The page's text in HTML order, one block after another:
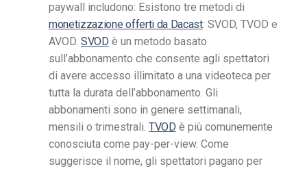
paywall includono: Esistono tre metodi di
monetizzazione offerti da Dacast: SVOD, TVOD e
AVOD. SVOD è un metodo basato
sull’abbonamento che consente agli spettatori
di avere accesso illimitato a una videoteca per
tutta la durata dell’abbonamento. Gli
abbonamenti sono in genere settimanali,
mensili o trimestrali. TVOD è più comunemente
conosciuta come pay-per-view. Come
suggerisce il nome, gli spettatori pagano per